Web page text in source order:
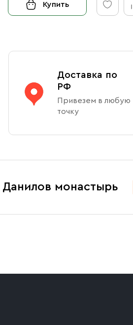
Купить
Доставка по
РФ
Привезем в любую
точку
монастырь